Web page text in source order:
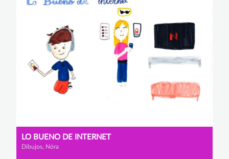
LO BUENO DE INTERNET
Dibujos, Nóra